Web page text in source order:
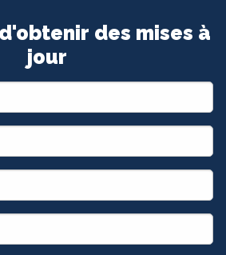
des mises à
jour